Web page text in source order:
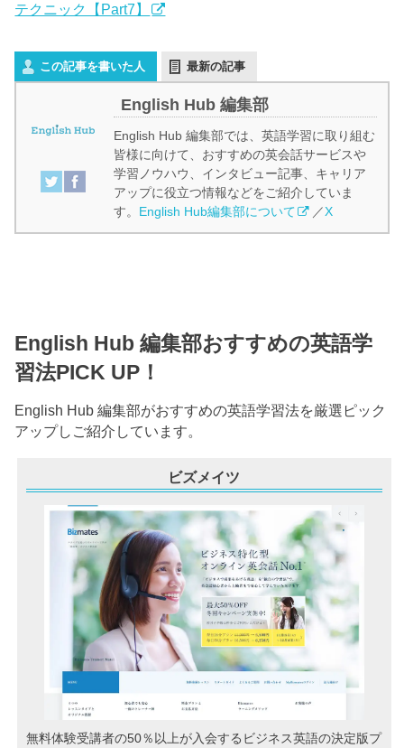
テクニック【Part7】
この記事を書いた人 最新の記事
English Hub 編集部
English Hub 編集部では、英語学習に取り組む
皆様に向けて、おすすめの英会話サービスや
学習ノウハウ、インタビュー記事、キャリア
アップに役立つ情報などをご紹介していま
す。 English Hub編集部について ／X
English Hub 編集部おすすめの英語学
習法PICK UP！
English Hub 編集部がおすすめの英語学習法を厳選ピック
アップしご紹介しています。
ビズメイツ
無料体験受講者の50％以上が入会するビジネス英語の決定版プ